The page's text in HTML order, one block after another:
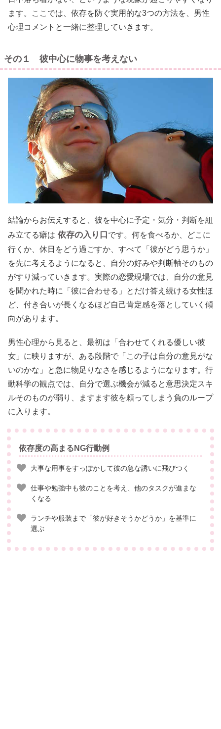
ます。ここでは、依存を防ぐ実用的な3つの方法を、男性
心理コメントと一緒に整理していきます。
その１ 彼中心に物事を考えない
結論からお伝えすると、彼を中心に予定・気分・判断を組
み立てる癖は 依存の入り口です。何を食べるか、どこに
行くか、休日をどう過ごすか、すべて「彼がどう思うか」
を先に考えるようになると、自分の好みや判断軸そのもの
がすり減っていきます。実際の恋愛現場では、自分の意見
を聞かれた時に「彼に合わせる」とだけ答え続ける女性ほ
ど、付き合いが長くなるほど自己肯定感を落としていく傾
向があります。
男性心理から見ると、最初は「合わせてくれる優しい彼
女」に映りますが、ある段階で「この子は自分の意見がな
いのかな」と急に物足りなさを感じるようになります。行
動科学の観点では、自分で選ぶ機会が減ると意思決定スキ
ルそのものが弱り、ますます彼を頼ってしまう負のループ
に入ります。
依存度の高まるNG行動例
大事な用事をすっぽかして彼の急な誘いに飛びつく
仕事や勉強中も彼のことを考え、他のタスクが進まな
くなる
ランチや服装まで「彼が好きそうかどうか」を基準に
選ぶ